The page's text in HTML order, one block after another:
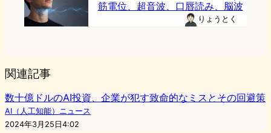
筋電位、超音波、口唇読み、脳波
りょうとく
関連記事
数十億ドルのAI投資、企業が犯す致命的なミスとその回避策
AI（人工知能）ニュース
2024年3月25日4:02